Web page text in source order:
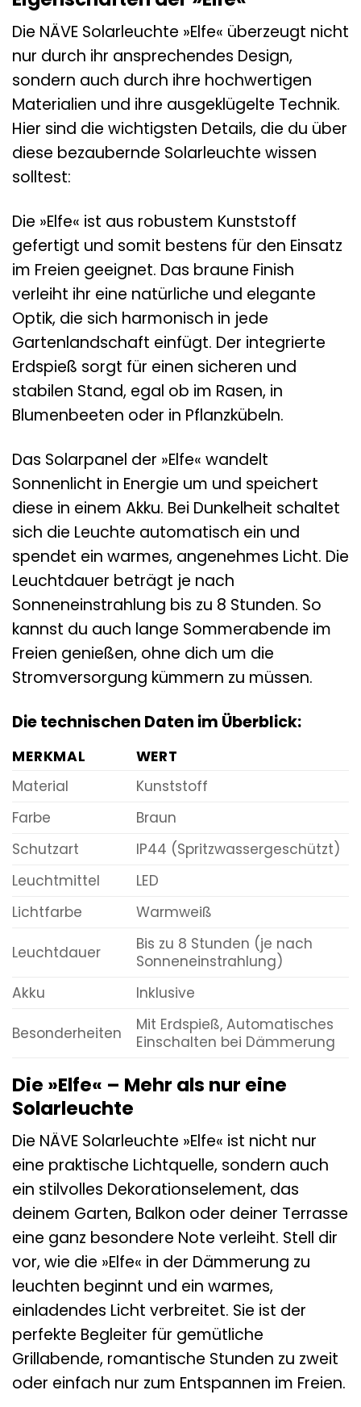
Die NÄVE Solarleuchte »Elfe« überzeugt nicht
nur durch ihr ansprechendes Design,
sondern auch durch ihre hochwertigen
Materialien und ihre ausgeklügelte Technik.
Hier sind die wichtigsten Details, die du über
diese bezaubernde Solarleuchte wissen
solltest:
Die »Elfe« ist aus robustem Kunststoff
gefertigt und somit bestens für den Einsatz
im Freien geeignet. Das braune Finish
verleiht ihr eine natürliche und elegante
Optik, die sich harmonisch in jede
Gartenlandschaft einfügt. Der integrierte
Erdspieß sorgt für einen sicheren und
stabilen Stand, egal ob im Rasen, in
Blumenbeeten oder in Pflanzkübeln.
Das Solarpanel der »Elfe« wandelt
Sonnenlicht in Energie um und speichert
diese in einem Akku. Bei Dunkelheit schaltet
sich die Leuchte automatisch ein und
spendet ein warmes, angenehmes Licht. Die
Leuchtdauer beträgt je nach
Sonneneinstrahlung bis zu 8 Stunden. So
kannst du auch lange Sommerabende im
Freien genießen, ohne dich um die
Stromversorgung kümmern zu müssen.
Die technischen Daten im Überblick:
MERKMAL
WERT
Material
Kunststoff
Farbe
Braun
Schutzart
IP44 (Spritzwassergeschützt)
Leuchtmittel
LED
Lichtfarbe
Warmweiß
Leuchtdauer
Bis zu 8 Stunden (je nach
Sonneneinstrahlung)
Akku
Inklusive
Besonderheiten
Mit Erdspieß, Automatisches
Einschalten bei Dämmerung
Die »Elfe« – Mehr als nur eine
Solarleuchte
Die NÄVE Solarleuchte »Elfe« ist nicht nur
eine praktische Lichtquelle, sondern auch
ein stilvolles Dekorationselement, das
deinem Garten, Balkon oder deiner Terrasse
eine ganz besondere Note verleiht. Stell dir
vor, wie die »Elfe« in der Dämmerung zu
leuchten beginnt und ein warmes,
einladendes Licht verbreitet. Sie ist der
perfekte Begleiter für gemütliche
Grillabende, romantische Stunden zu zweit
oder einfach nur zum Entspannen im Freien.